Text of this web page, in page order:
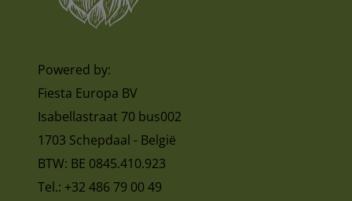
Powered by:
Fiesta Europa BV
Isabellastraat 70 bus002
1703 Schepdaal - België
BTW: BE 0845.410.923
Tel.: +32 486 79 00 49